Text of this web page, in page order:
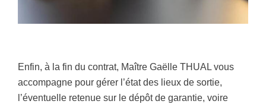
Enfin, à la fin du contrat, Maître Gaëlle THUAL vous
accompagne pour gérer l’état des lieux de sortie,
l’éventuelle retenue sur le dépôt de garantie, voire